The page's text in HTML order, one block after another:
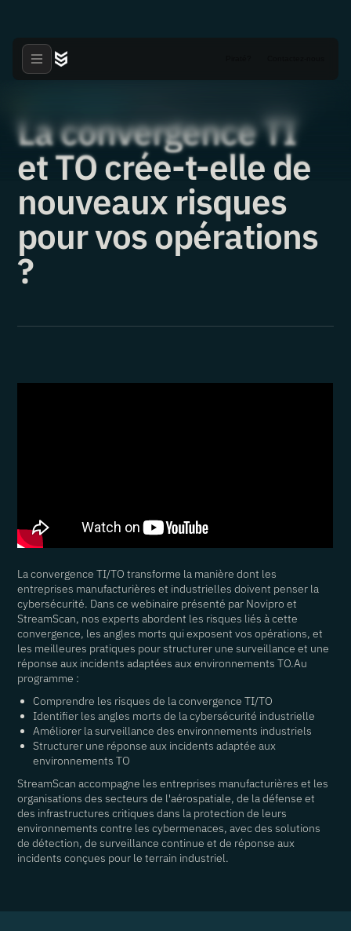
La convergence TI
et TO crée-t-elle de
nouveaux risques
pour vos opérations
?
La convergence TI/TO transforme la manière dont les
entreprises manufacturières et industrielles doivent penser la
cybersécurité. Dans ce webinaire présenté par Novipro et
StreamScan, nos experts abordent les risques liés à cette
convergence, les angles morts qui exposent vos opérations, et
les meilleures pratiques pour structurer une surveillance et une
réponse aux incidents adaptées aux environnements TO.Au
programme :
Comprendre les risques de la convergence TI/TO
Identifier les angles morts de la cybersécurité industrielle
Améliorer la surveillance des environnements industriels
Structurer une réponse aux incidents adaptée aux
environnements TO
StreamScan accompagne les entreprises manufacturières et les
organisations des secteurs de l'aérospatiale, de la défense et
des infrastructures critiques dans la protection de leurs
environnements contre les cybermenaces, avec des solutions
de détection, de surveillance continue et de réponse aux
incidents conçues pour le terrain industriel.